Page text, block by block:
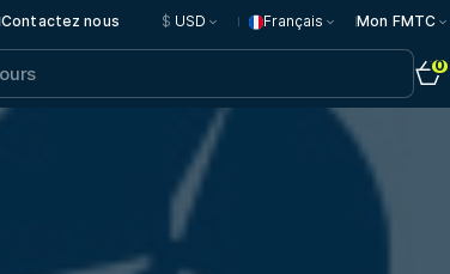
Contactez nous $ USD Français Mon FMTC
0